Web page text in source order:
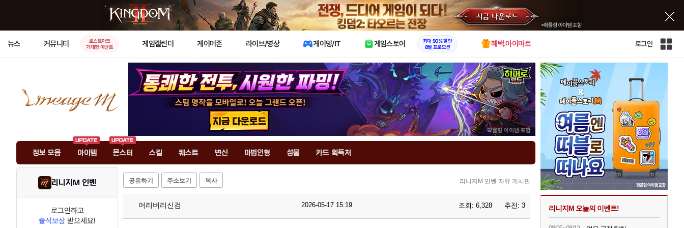
X
뉴스 커뮤니티
로스트아크
기대평 이벤트
게임캘린더 게이머존 라이브/영상 게이밍/IT 게임스토어
최대 90% 할인
8월 프로모션
혜택.아이마트 로그인
인
정보 모음 아이템 몬스터 스킬 퀘스트 변신 마법인형 성물 카드 획득처
리니지M 인벤
로그인하고
출석보상 받으세요!
공유하기 주소보기 복사 리니지M 인벤 자유 게시판
어리버리신검 2026-05-17 15:19 조회: 6,328 추천: 3 리니지M 오늘의 이벤트!